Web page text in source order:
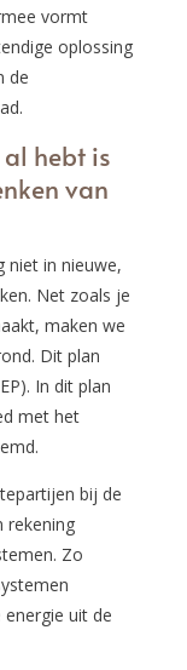
vormt
oplossing
de
hebt is
van
niet in nieuwe,
Net zoals je
maken we
Dit plan
In dit plan
met het
bij de
rekening
Zo
uit de